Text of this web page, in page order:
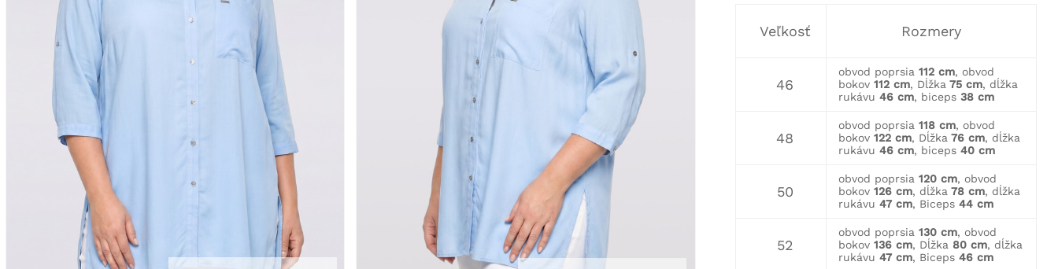
Veľkosť Rozmery
46
obvod poprsia 112 cm, obvod
bokov 112 cm, Dĺžka 75 cm, dĺžka
rukávu 46 cm, biceps 38 cm
48
obvod poprsia 118 cm, obvod
bokov 122 cm, Dĺžka 76 cm, dĺžka
rukávu 46 cm, biceps 40 cm
50
obvod poprsia 120 cm, obvod
bokov 126 cm, dĺžka 78 cm, dĺžka
rukávu 47 cm, Biceps 44 cm
52
obvod poprsia 130 cm, obvod
bokov 136 cm, Dĺžka 80 cm, dĺžka
rukávu 47 cm, Biceps 46 cm